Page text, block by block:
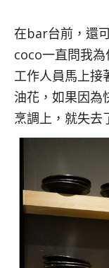
在bar台前，還
coco一直問我
工作人員馬上接
油花，如果因為
烹調上，就失去